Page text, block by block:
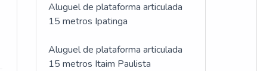
Aluguel de plataforma articulada
15 metros Ipatinga
Aluguel de plataforma articulada
15 metros Itaim Paulista